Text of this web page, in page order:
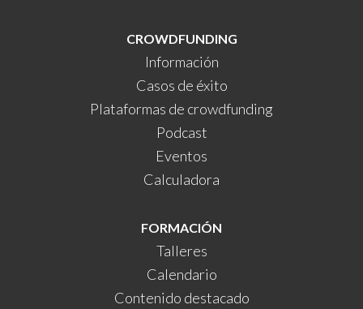
CROWDFUNDING
Información
Casos de éxito
Plataformas de crowdfunding
Podcast
Eventos
Calculadora
FORMACIÓN
Talleres
Calendario
Contenido destacado